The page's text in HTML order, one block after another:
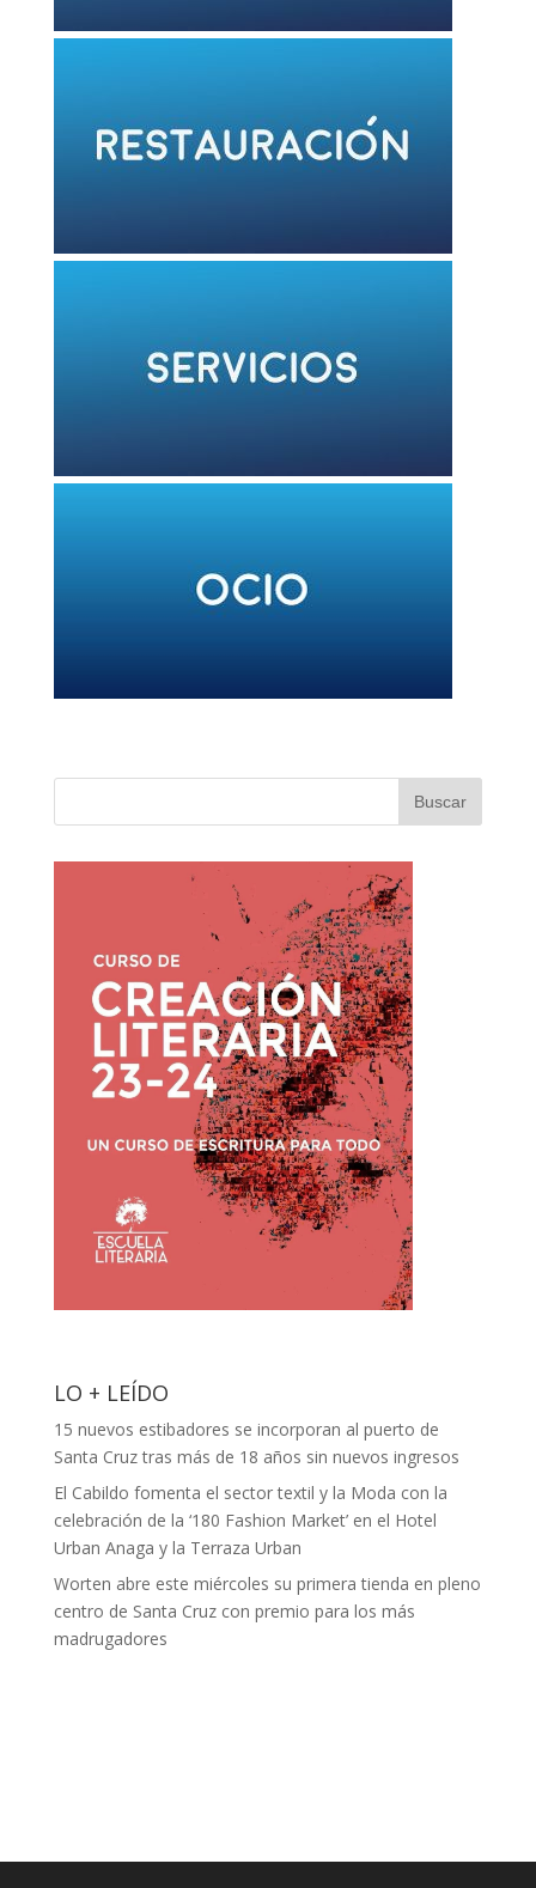
LO + LEÍDO
15 nuevos estibadores se incorporan al puerto de
Santa Cruz tras más de 18 años sin nuevos ingresos
El Cabildo fomenta el sector textil y la Moda con la
celebración de la ‘180 Fashion Market’ en el Hotel
Urban Anaga y la Terraza Urban
Worten abre este miércoles su primera tienda en pleno
centro de Santa Cruz con premio para los más
madrugadores